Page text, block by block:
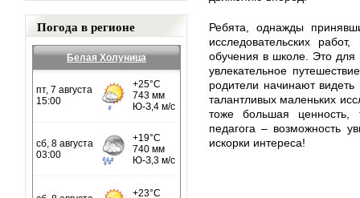
Погода в регионе
Белая Холуница
Ребята, однажды
исследовательских
обучения в школе. Это для
увлекательное
родители начинают
талантливых маленьких
тоже большая
педагога – возможность
искорки интереса!